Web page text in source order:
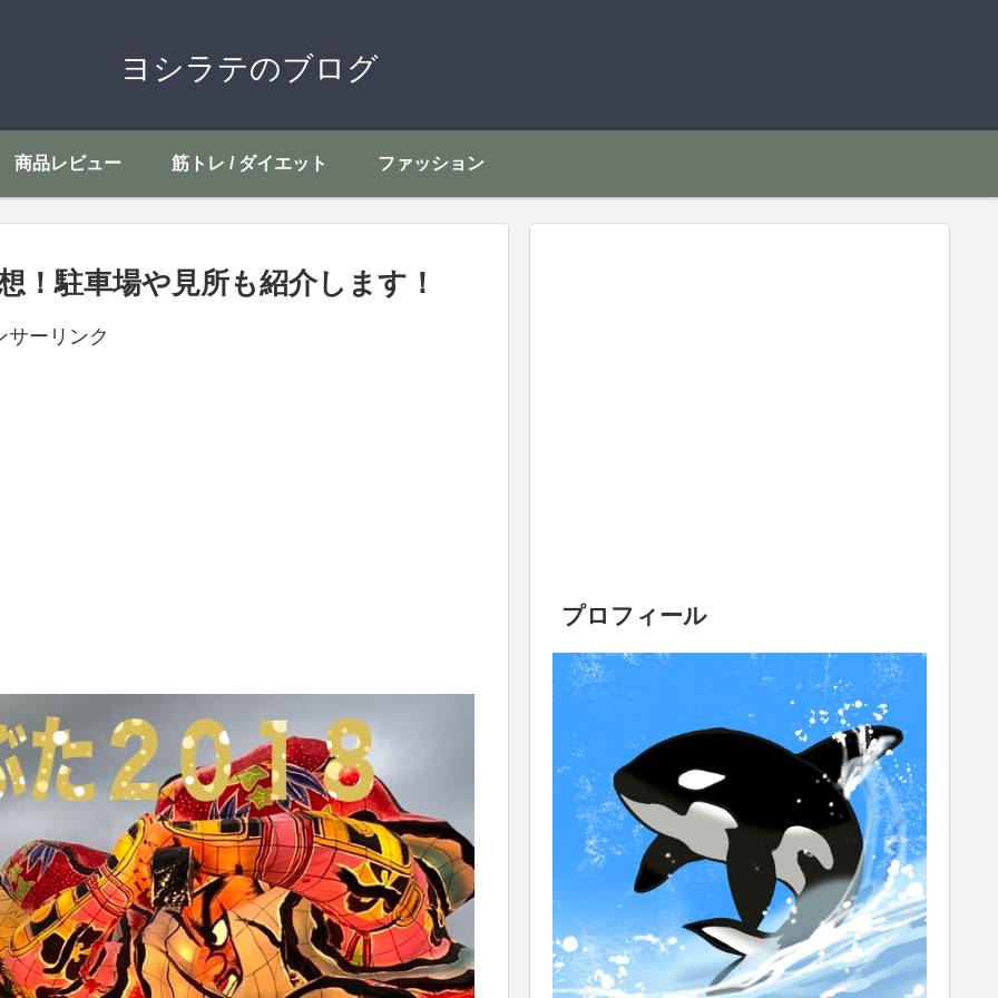
ヨシラテのブログ
商品レビュー 筋トレ / ダイエット ファッション
！駐車場や見所も紹介します！
サーリンク
プロフィール